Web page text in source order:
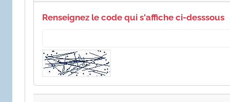
Renseignez le code qui s'affiche ci-desssous